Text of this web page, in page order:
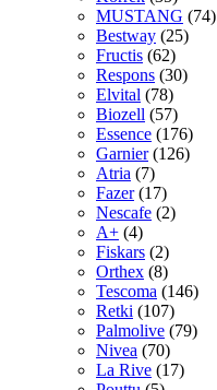
MUSTANG (74)
Bestway (25)
Fructis (62)
Respons (30)
Elvital (78)
Biozell (57)
Essence (176)
Garnier (126)
Atria (7)
Fazer (17)
Nescafe (2)
A+ (4)
Fiskars (2)
Orthex (8)
Tescoma (146)
Retki (107)
Palmolive (79)
Nivea (70)
La Rive (17)